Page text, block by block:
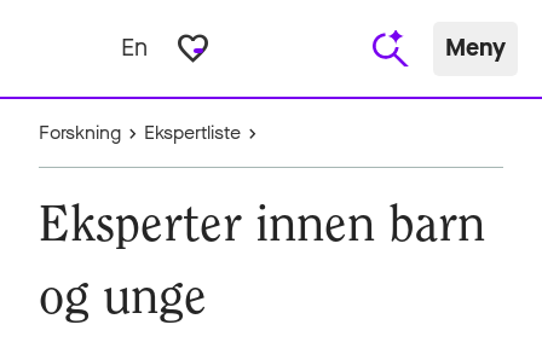
En favorite_border Meny
Forskning Ekspertliste
Eksperter innen barn
og unge